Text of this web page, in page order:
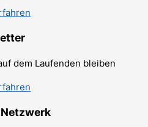
dem Laufenden bleiben